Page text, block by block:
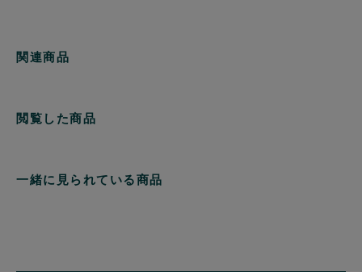
関連商品
閲覧した商品
一緒に見られている商品